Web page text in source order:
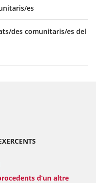
es
des comunitaris/es del
d’un altre